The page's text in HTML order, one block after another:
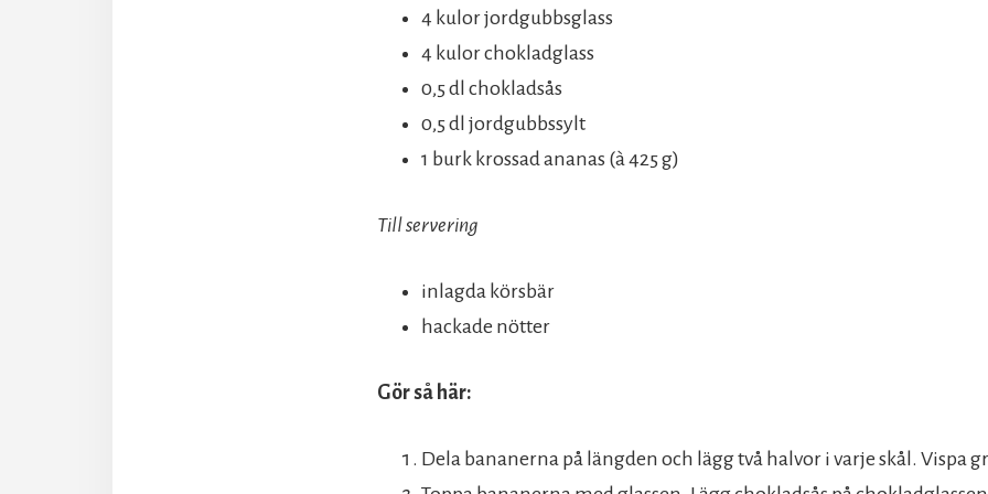
4 kulor jordgubbsglass
4 kulor chokladglass
0,5 dl chokladsås
0,5 dl jordgubbssylt
1 burk krossad ananas (à 425 g)
Till servering
inlagda körsbär
hackade nötter
Gör så här:
Dela bananerna på längden och lägg två halvor i varje skål. Vispa